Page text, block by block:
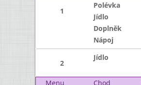
1
Polévka
Jídlo
Doplněk
Nápoj
2
Jídlo
Menu Chod